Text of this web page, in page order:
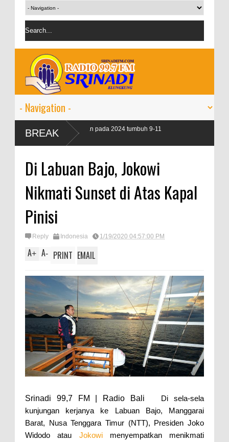
BREAK
kredit perbankan pada 2024 tumbuh 9-11
Di Labuan Bajo, Jokowi
Nikmati Sunset di Atas Kapal
Pinisi
Reply Indonesia 1/19/2020 04:57:00 PM
A+ A- PRINT EMAIL
Srinadi 99,7 FM | Radio Bali Di sela-sela
kunjungan kerjanya ke Labuan Bajo, Manggarai
Barat, Nusa Tenggara Timur (NTT), Presiden Joko
Widodo atau
Jokowi
menyempatkan menikmati